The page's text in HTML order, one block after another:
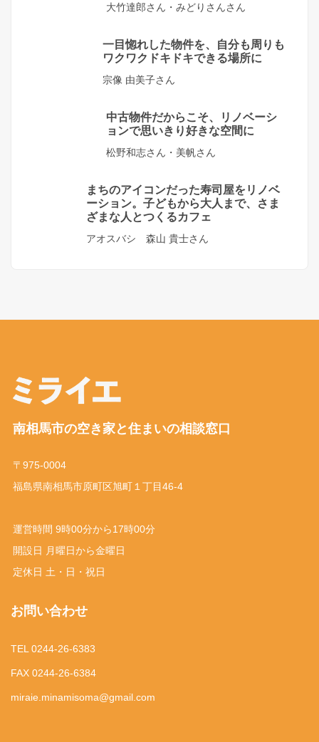
大竹達郎さん・みどりさんさん
一目惚れした物件を、自分も周りも
ワクワクドキドキできる場所に
宗像 由美子さん
中古物件だからこそ、リノベーシ
ョンで思いきり好きな空間に
松野和志さん・美帆さん
まちのアイコンだった寿司屋をリノベ
ーション。子どもから大人まで、さま
ざまな人とつくるカフェ
アオスバシ 森山 貴士さん
南相馬市の空き家と住まいの相談窓口
〒975-0004
福島県南相馬市原町区旭町１丁目46-4
運営時間 9時00分から17時00分
開設日 月曜日から金曜日
定休日 土・日・祝日
お問い合わせ
TEL 0244-26-6383
FAX 0244-26-6384
miraie.minamisoma@gmail.com